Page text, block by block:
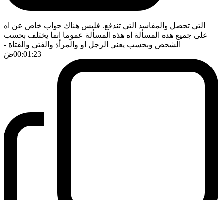
التي تحصل والمفاسد التي تندفع. فليس هناك جواب خاص عن اه
على جميع هذه المسألة اه هذه المسألة عموما انما يختلف بحسب
الشخص وبحسب يعني الرجل او والمرأة والفتى والفتاة -
00:01:23ضَ